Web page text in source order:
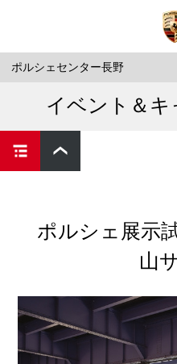
ポルシェセンター長野
イベント＆キ
ポルシェ展示
山